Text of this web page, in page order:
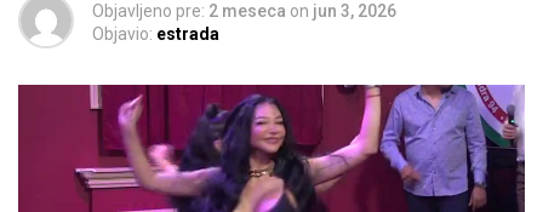
Objavljeno pre: 2 meseca on jun 3, 2026
Objavio: estrada